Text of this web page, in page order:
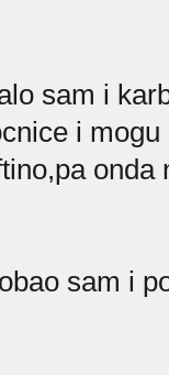
sam i
i
sam i